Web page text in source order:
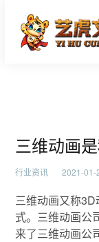
三维动
三维动画
行业资讯 2021-01-
三维动画又称
式。三维动画公
来了三维动画公